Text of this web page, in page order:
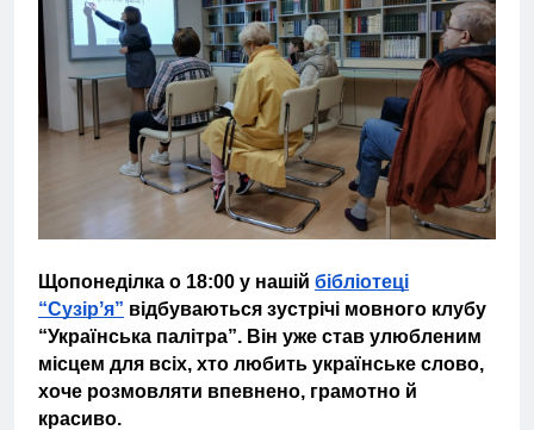
Щопонеділка о 18:00 у нашій бібліотеці
“Сузірʼя” відбуваються зустрічі мовного клубу
“Українська палітра”. Він уже став улюбленим
місцем для всіх, хто любить українське слово,
хоче розмовляти впевнено, грамотно й
красиво.